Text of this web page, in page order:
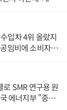
입차 4위 올랐지
임비에 소비자
SMR 연구용 원
에너지부 "중요